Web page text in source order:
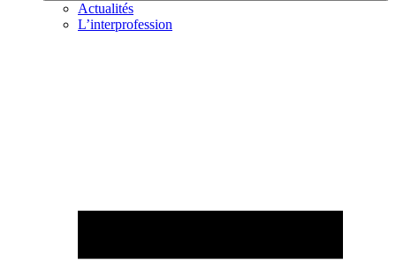
Actualités
L’interprofession